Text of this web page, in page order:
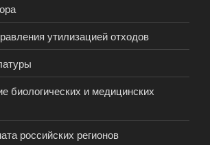
утилизацией отходов
биологических и медицинских
российских регионов